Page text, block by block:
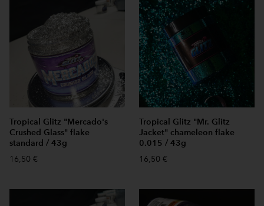
Tropical Glitz "Mercado's
Crushed Glass" flake
standard / 43g
16,50 €
Tropical Glitz "Mr. Glitz
Jacket" chameleon flake
0.015 / 43g
16,50 €